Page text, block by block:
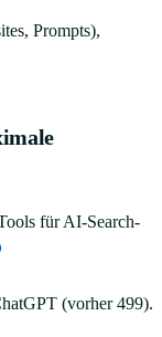
Prompts),
für AI-Search-
(vorher 499).